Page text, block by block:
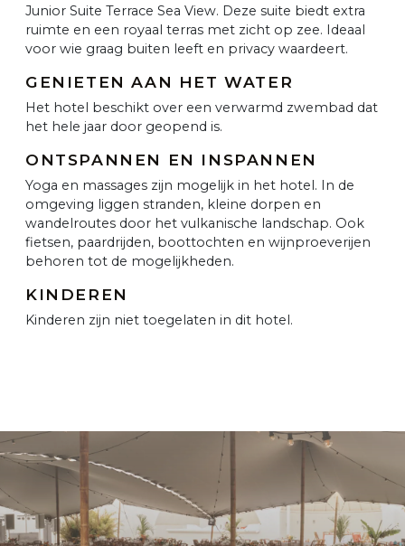
Junior Suite Terrace Sea View. Deze suite biedt extra
ruimte en een royaal terras met zicht op zee. Ideaal
voor wie graag buiten leeft en privacy waardeert.
GENIETEN AAN HET WATER
Het hotel beschikt over een verwarmd zwembad dat
het hele jaar door geopend is.
ONTSPANNEN EN INSPANNEN
Yoga en massages zijn mogelijk in het hotel. In de
omgeving liggen stranden, kleine dorpen en
wandelroutes door het vulkanische landschap. Ook
fietsen, paardrijden, boottochten en wijnproeverijen
behoren tot de mogelijkheden.
KINDEREN
Kinderen zijn niet toegelaten in dit hotel.